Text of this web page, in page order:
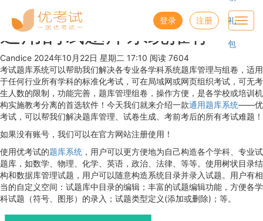
登录 注册 礼
包
通用的试题库系统推荐
Candice 2024年10月22日 星期二 17:10 阅读 7604
考试题库系统可以帮助我们解决各专业各学科系统题库管理与组卷，适用
于任何行业所有学科的标准化考试，可在局域网或网页组织考试，可无考
生人数的限制，功能完善，题库管理组卷，操作方便，是各学校或培训机
构实施教考分离的首选软件！今天我们就来介绍一款通用题库系统——优
考试，可以帮我们解决题库管理、试卷生成、考前考后的所有考试难题！
如果没有账号，我们可以在官方网站注册使用！
使用优考试的题库系统 ，用户可以更方便地为自己构造各个学科、专业试
题库，如数学、物理、化学、英语，政治、法律、等等。使用树状目录结
构和数据库管理试题，用户可以随意构造系统目录并录入试题。用户有相
当的自定义空间：试题库中目录的编辑；丰富的试题编辑功能，方便各学
科试题（符号、图形）的录入；试题类型定义(添加或删除)；等。